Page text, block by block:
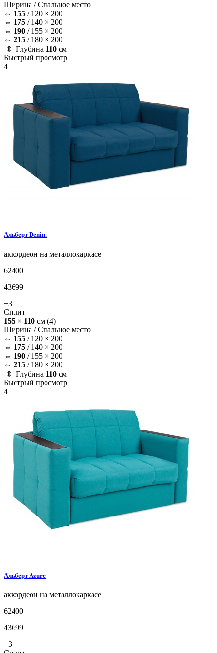
Ширина /Спальное место
⇔ 155 / 120 × 200
⇔ 175 / 140 × 200
⇔ 190 / 155 × 200
⇔ 215 / 180 × 200
⇕ Глубина 110 см
Быстрый просмотр
4
АльбертDenim
аккордеон на металлокаркасе
62400
43699
+3
Сплит
155 × 110 см (4)
Ширина /Спальное место
⇔ 155 / 120 × 200
⇔ 175 / 140 × 200
⇔ 190 / 155 × 200
⇔ 215 / 180 × 200
⇕ Глубина 110 см
Быстрый просмотр
4
Альберт Azure
аккордеон на металлокаркасе
62400
43699
+3